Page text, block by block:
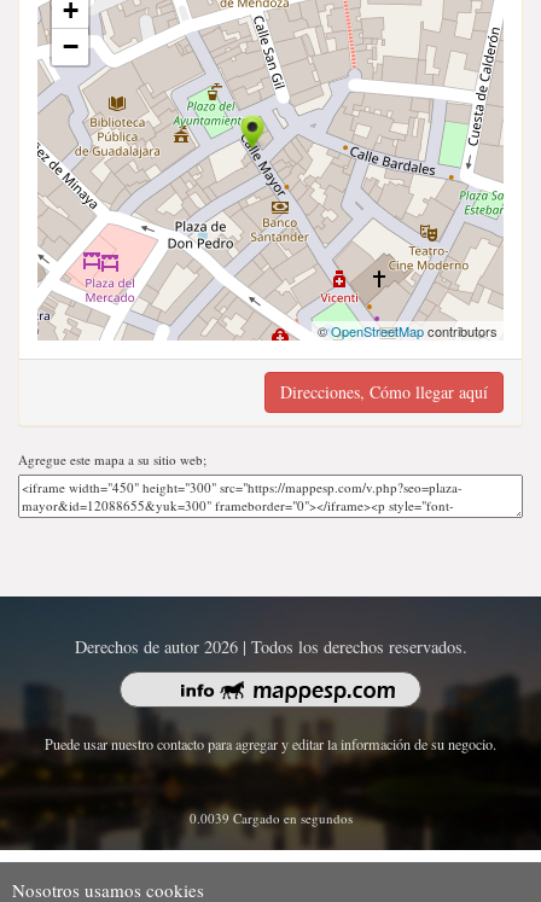
+
−
©OpenStreetMapcontributors
Direcciones, Cómo llegar aquí
Agregue este mapa a su sitio web;
Derechos de autor 2026 | Todos los derechos reservados.
Puede usar nuestro contacto para agregar y editar la información de su negocio.
0.0039 Cargado en segundos
Nosotros usamos cookies